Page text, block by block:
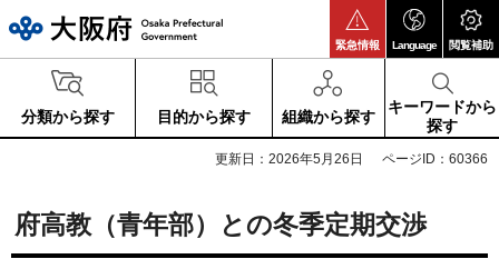
緊急情報 Language 閲覧補助
分類から探す 目的から探す 組織から探す
キーワードから
探す
更新日：2026年5月26日 ページID：60366
府高教（青年部）との冬季定期交渉